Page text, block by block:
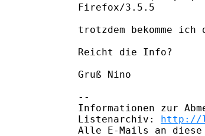
Firefox/3.5.5
trotzdem bekomme
Reicht die Info?
Gruß Nino
--
Informationen zur
Listenarchiv: http://